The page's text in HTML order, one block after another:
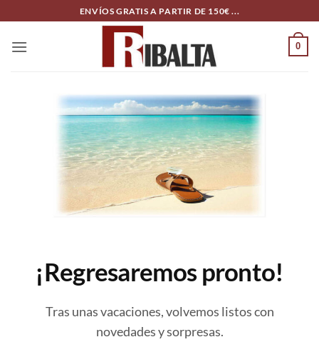
to
content
ENVÍOS GRATIS A PARTIR DE 150€ ...
0
¡Regresaremos pronto!
Tras unas vacaciones, volvemos listos con
novedades y sorpresas.